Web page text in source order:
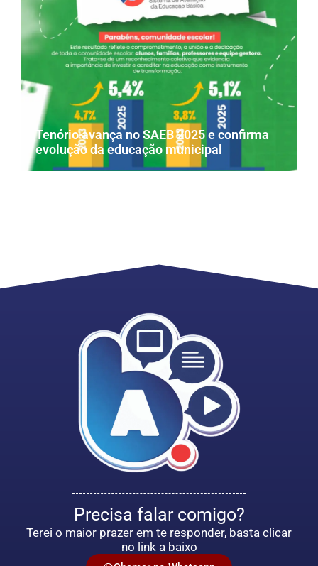
Tenório avança no SAEB 2025 e confirma
evolução da educação municipal
Precisa falar comigo?
Terei o maior prazer em te responder, basta clicar
no link a baixo